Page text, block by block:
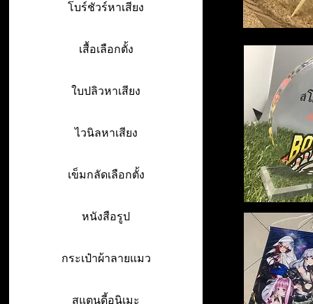
โบร์ชัวร์หาเสียง
เสื้อเลือกตั้ง
ใบปลิวหาเสียง
ไวนิลหาเสียง
เข็มกลัดเลือกตั้ง
หนังสือรูป
กระเป๋าผ้าลายแมว
สแตนดี้อนิเมะ